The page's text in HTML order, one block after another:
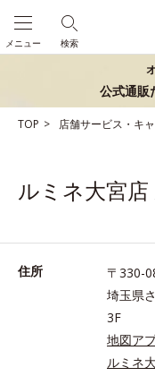
検索
メニュー
公式通販
TOP 店舗サービス・キ
ルミネ大宮店
住所
〒330-
埼玉県
3F
地図ア
ルミネ